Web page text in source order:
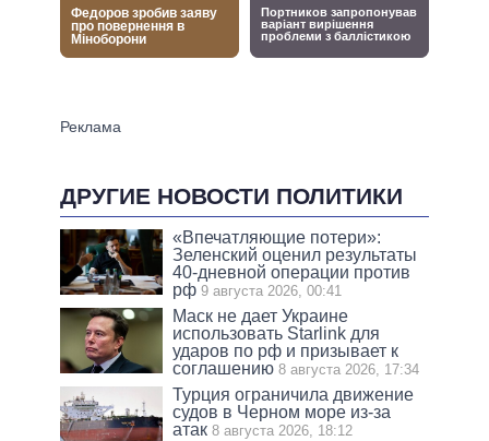
ДРУГИЕ НОВОСТИ ПОЛИТИКИ
«Впечатляющие потери»:
Зеленский оценил результаты
40-дневной операции против
рф 9 августа 2026, 00:41
Маск не дает Украине
использовать Starlink для
ударов по рф и призывает к
соглашению 8 августа 2026, 17:34
Турция ограничила движение
судов в Черном море из-за
атак 8 августа 2026, 18:12